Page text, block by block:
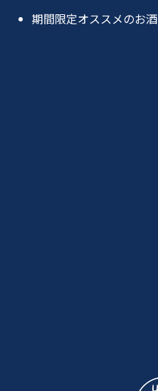
期間限定オススメのお酒